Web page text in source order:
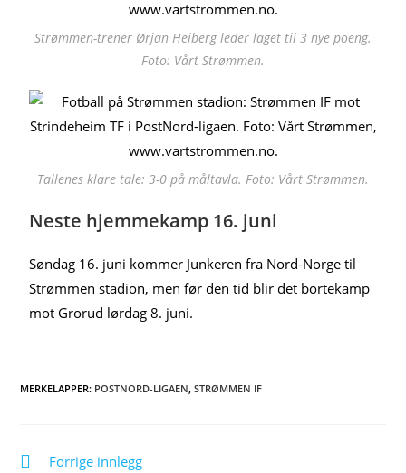
Strømmen-trener Ørjan Heiberg leder laget til 3 nye poeng.
Foto: Vårt Strømmen.
Tallenes klare tale: 3-0 på måltavla. Foto: Vårt Strømmen.
Neste hjemmekamp 16. juni
Søndag 16. juni kommer Junkeren fra Nord-Norge til
Strømmen stadion, men før den tid blir det bortekamp
mot Grorud lørdag 8. juni.
MERKELAPPER: POSTNORD-LIGAEN STRØMMEN IF
Forrige innlegg